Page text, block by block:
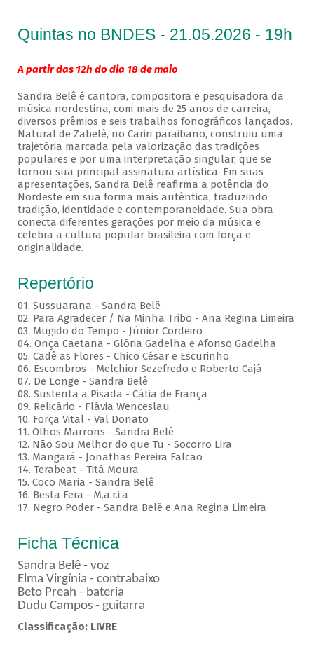
Quintas no BNDES - 21.05.2026 - 19h
A partir das 12h do dia 18 de maio
Sandra Belê é cantora, compositora e pesquisadora da
música nordestina, com mais de 25 anos de carreira,
diversos prêmios e seis trabalhos fonográficos lançados.
Natural de Zabelê, no Cariri paraibano, construiu uma
trajetória marcada pela valorização das tradições
populares e por uma interpretação singular, que se
tornou sua principal assinatura artística. Em suas
apresentações, Sandra Belê reafirma a potência do
Nordeste em sua forma mais autêntica, traduzindo
tradição, identidade e contemporaneidade. Sua obra
conecta diferentes gerações por meio da música e
celebra a cultura popular brasileira com força e
originalidade.
Repertório
01. Sussuarana - Sandra Belê
02. Para Agradecer / Na Minha Tribo - Ana Regina Limeira
03. Mugido do Tempo - Júnior Cordeiro
04. Onça Caetana - Glória Gadelha e Afonso Gadelha
05. Cadê as Flores - Chico César e Escurinho
06. Escombros - Melchior Sezefredo e Roberto Cajá
07. De Longe - Sandra Belê
08. Sustenta a Pisada - Cátia de França
09. Relicário - Flávia Wenceslau
10. Força Vital - Val Donato
11. Olhos Marrons - Sandra Belê
12. Não Sou Melhor do que Tu - Socorro Lira
13. Mangará - Jonathas Pereira Falcão
14. Terabeat - Titá Moura
15. Coco Maria - Sandra Belê
16. Besta Fera - M.a.r.i.a
17. Negro Poder - Sandra Belê e Ana Regina Limeira
Ficha Técnica
Sandra Belê - voz
Elma Virgínia - contrabaixo
Beto Preah - bateria
Dudu Campos - guitarra
Classificação: LIVRE